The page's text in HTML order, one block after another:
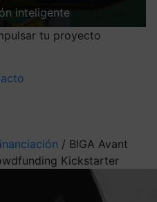
inteligente
tu proyecto
/ BIGA Avant
Kickstarter